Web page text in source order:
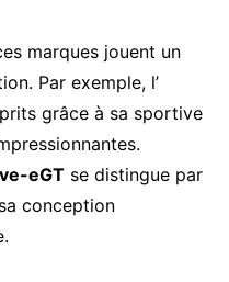
marques jouent un
Par exemple, l’
grâce à sa sportive
eGTse distingue par
conception